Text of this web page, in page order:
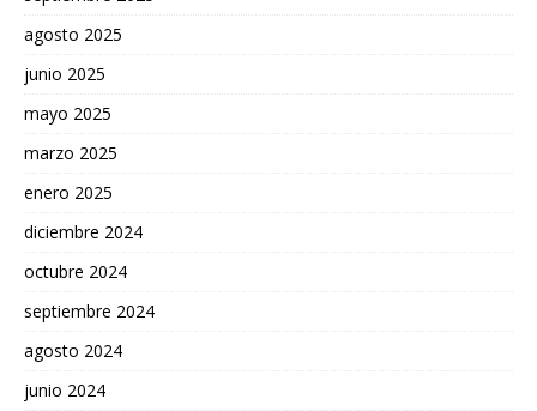
agosto 2025
junio 2025
mayo 2025
marzo 2025
enero 2025
diciembre 2024
octubre 2024
septiembre 2024
agosto 2024
junio 2024